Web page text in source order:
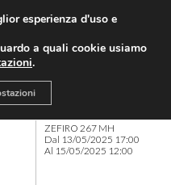
ZEFIRO 267 MH
Dal 13/05/2025 17:00
Al 15/05/2025 12:00
esperienza d'uso e
a quali cookie usiamo
.